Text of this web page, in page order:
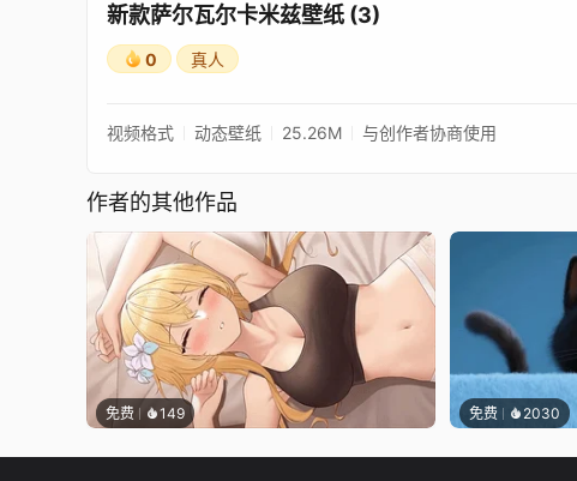
新款萨尔瓦尔卡米兹壁纸 (3)
0 真人
视频格式 动态壁纸 25.26M 与创作者协商使用
作者的其他作品
免费 149 免费 2030